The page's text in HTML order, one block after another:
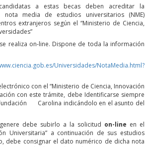
a estas becas deben acreditar la
nota media de estudios universitarios (NME)
extranjeros según el “Ministerio de Ciencia,
realiza on-line. Dispone de toda la información
Universidades/NotaMedia.html?
con el “Ministerio de Ciencia, Innovación
con este trámite, debe Identificarse siempre
Carolina indicándolo en el asunto del
debe subirlo a la solicitud on-line en el
Universitaria” a continuación de sus estudios
debe consignar el dato numérico de dicha nota